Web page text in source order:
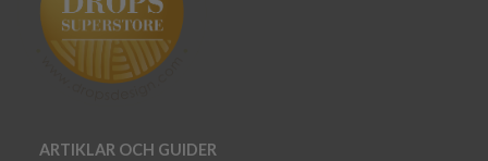
ARTIKLAR OCH GUIDER